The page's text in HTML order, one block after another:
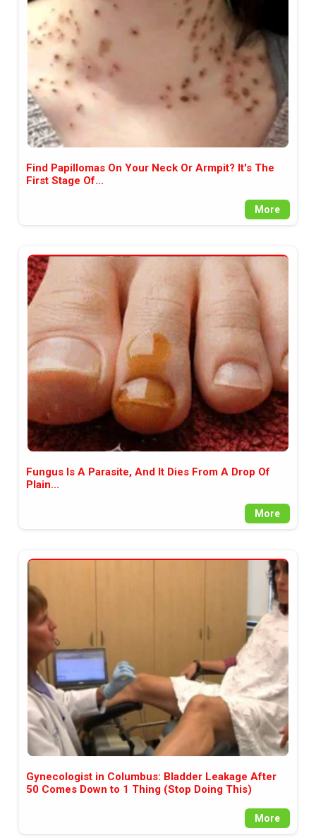
аудитория, затова държим на
прозрачност и коректност от
наша страна. Поднасяме ви
новините такива, каквито са. В
пълния си потенциал.
Find Papillomas On Your Neck Or Armpit? It's The
First Stage Of...
More
Fungus Is A Parasite, And It Dies From A Drop Of
Plain...
More
Gynecologist in Columbus: Bladder Leakage After
50 Comes Down to 1 Thing (Stop Doing This)
More